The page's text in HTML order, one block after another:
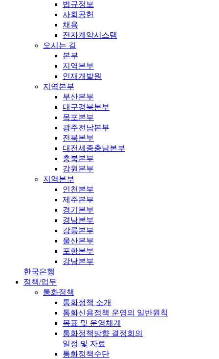
법규정보
사회공헌
채용
전자계약시스템
오시는 길
본부
지역본부
인재개발원
지역본부
부산본부
대구경북본부
목포본부
광주전남본부
전북본부
대전세종충남본부
충북본부
강원본부
지역본부
인천본부
제주본부
경기본부
경남본부
강릉본부
울산본부
포항본부
강남본부
한국은행
정책/업무
통화정책
통화정책 소개
통화신용정책 운영의 일반원칙
목표 및 운영체계
통화정책방향 결정회의
일정 및 자료
통화정책수단